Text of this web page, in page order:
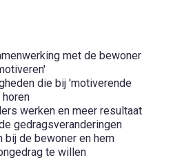
met de bewoner
die bij 'motiverende
werken en meer resultaat
gedragsveranderingen
bij de bewoner en hem
te willen